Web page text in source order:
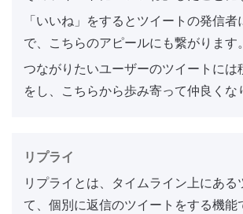
「いいね」をするとツイートの発信
で、こちらのアピールにも繋がります。
つながりたいユーザーのツイートには
をし、こちらから歩み寄って仲良くな
リプライ
リプライとは、タイムライン上にある
て、個別に返信のツイートをする機能